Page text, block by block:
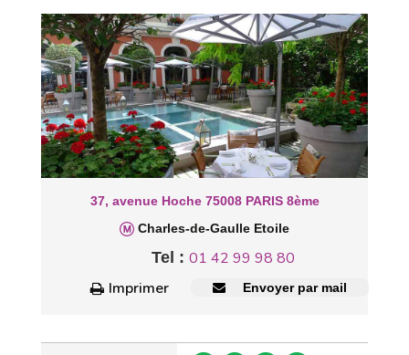
37, avenue Hoche 75008 PARIS 8ème
Charles-de-Gaulle Etoile
Tel : 01 42 99 98 80
Imprimer
Envoyer par mail